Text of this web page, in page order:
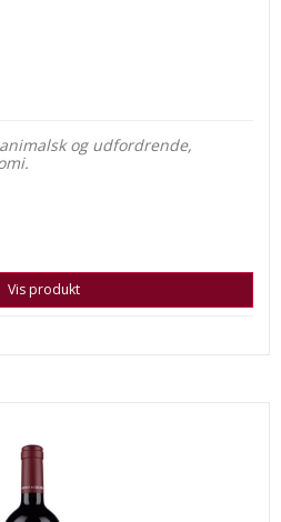
og udfordrende,
Vis produkt